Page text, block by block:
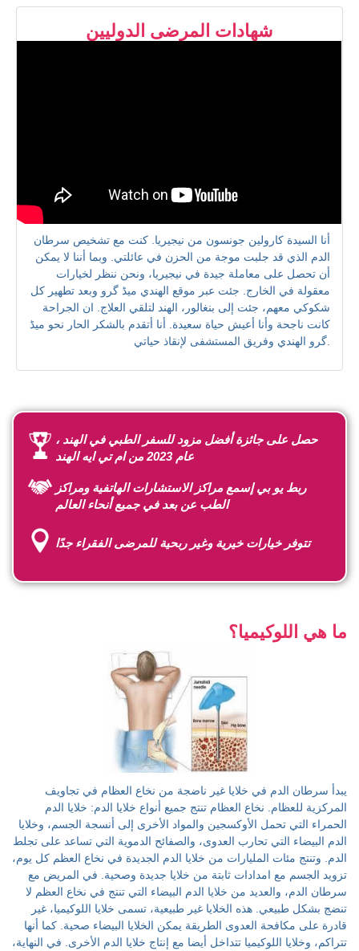
شهادات المرضى الدوليين
أنا السيدة كارولين جونسون من نيجيريا. كنت مع تشخيص سرطان
الدم الذي قد جلبت موجة من الحزن في عائلتي. وبما أننا لا يمكن
أن تحصل على معاملة جيدة في نيجيريا، ونحن ننظر لخيارات
معقولة في الخارج. جئت عبر موقع الهندي میڈ گرو وبعد تطهير كل
شكوكي معهم، جئت إلى بنغالور، الهند لتلقي العلاج. ان الجراحة
كانت ناجحة وأنا أعيش حياة سعيدة. أنا أتقدم بالشكر الحار نحو میڈ
گرو الهندي وفريق المستشفى لإنقاذ حياتي.
حصل على جائزة أفضل مزود للسفر الطبي في الهند ،
عام 2023 من ام تي ايه الهند
ربط يو بي إسمع مراكز الاستشارات الهاتفية ومراكز
الطب عن بعد في جميع أنحاء العالم
تتوفر خيارات خيرية وغير ربحية للمرضى الفقراء جدًا
ما هي اللوكيميا؟
يبدأ سرطان الدم في خلايا غير ناضجة من نخاع العظام في تجاويف
المركزية للعظام. نخاع العظام تنتج جميع أنواع خلايا الدم: خلايا الدم
الحمراء التي تحمل الأوكسجين والمواد الأخرى إلى أنسجة الجسم، وخلايا
الدم البيضاء التي تحارب العدوى، والصفائح الدموية التي تساعد على تجلط
الدم. وتنتج مئات المليارات من خلايا الدم الجديدة في نخاع العظم كل يوم،
تزويد الجسم مع امدادات ثابتة من خلايا جديدة وصحية. في المريض مع
سرطان الدم، والعديد من خلايا الدم البيضاء التي تنتج في نخاع العظم لا
تنضج بشكل طبيعي. هذه الخلايا غير طبيعية، تسمى خلايا اللوكيميا، غير
قادرة على مكافحة العدوى الطريقة يمكن الخلايا البيضاء صحية. كما أنها
تتراكم، وخلايا اللوكيميا تتداخل أيضا مع إنتاج خلايا الدم الأخرى. في النهاية،